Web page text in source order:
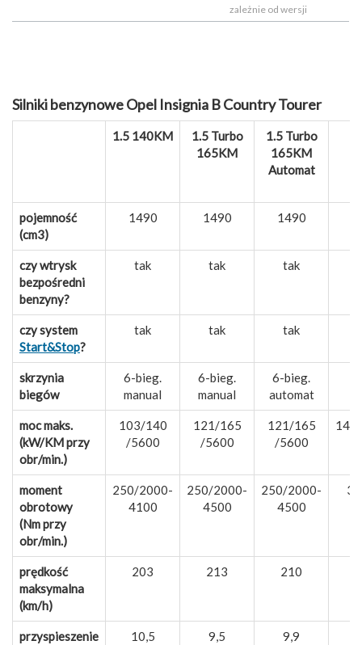
zależnie od wersji
Silniki benzynowe Opel Insignia B Country Tourer
1.5 140KM
1.5 Turbo
165KM
1.5 Turbo
165KM
Automat
pojemność
(cm3)
1490 1490 1490
czy wtrysk
bezpośredni
benzyny?
tak tak tak
czy system
Start&Stop?
tak tak tak
skrzynia
biegów
6-bieg.
manual
6-bieg.
manual
6-bieg.
automat
moc maks.
(kW/KM przy
obr/min.)
103/140
/5600
121/165
/5600
121/165
/5600
moment
obrotowy
(Nm przy
obr/min.)
250/2000-
4100
250/2000-
4500
250/2000-
4500
prędkość
maksymalna
(km/h)
203 213 210
przyspieszenie
10,5 9,5 9,9